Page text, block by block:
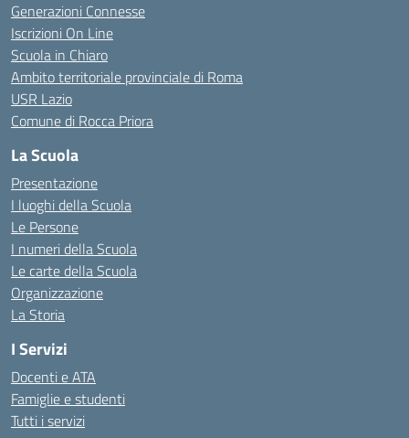
Generazioni Connesse
Iscrizioni On Line
Scuola in Chiaro
Ambito territoriale provinciale di Roma
USR Lazio
Comune di Rocca Priora
La Scuola
Presentazione
I luoghi della Scuola
Le Persone
I numeri della Scuola
Le carte della Scuola
Organizzazione
La Storia
I Servizi
Docenti e ATA
Famiglie e studenti
Tutti i servizi